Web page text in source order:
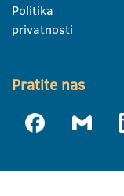
Politika
privatnosti
Pratite nas